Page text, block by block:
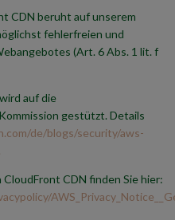
CDN beruht auf unserem
fehlerfreien und
(Art. 6 Abs. 1 lit. f
auf die
gestützt. Details
de/blogs/security/aws-
CDN finden Sie hier: